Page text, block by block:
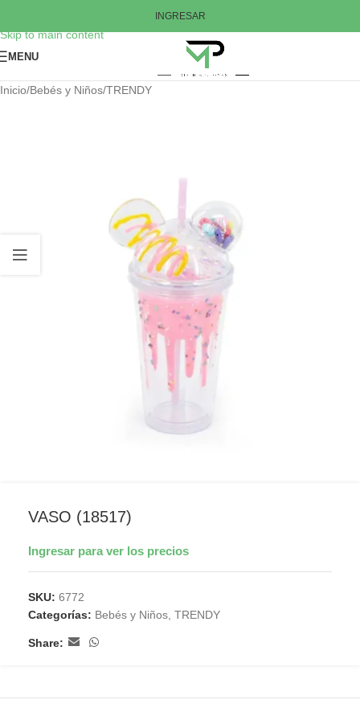
Skip to main content
INGRESAR
MENU
Inicio/Bebés y Niños/TRENDY
VASO (18517)
Ingresar para ver los precios
SKU: 6772
Categorías: Bebés y Niños TRENDY
Share: